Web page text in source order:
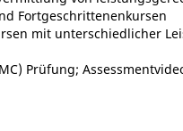
Fortgeschrittenenkursen
mit unterschiedlicher
Prüfung;